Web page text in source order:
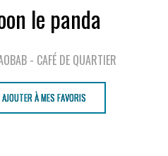
le panda
- CAFÉ DE QUARTIER
AJOUTER À MES FAVORIS